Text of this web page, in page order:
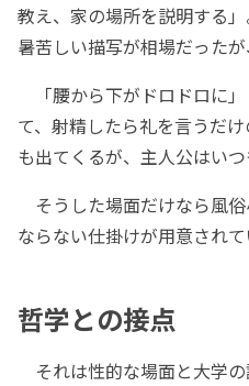
教え、家の場所を説明する
暑苦しい描写が相場だった
「腰から下がドロドロに
て、射精したら礼を言うだ
も出てくるが、主人公はいつ
そうした場面だけなら風
ならない仕掛けが用意されて
哲学との接点
それは性的な場面と大学